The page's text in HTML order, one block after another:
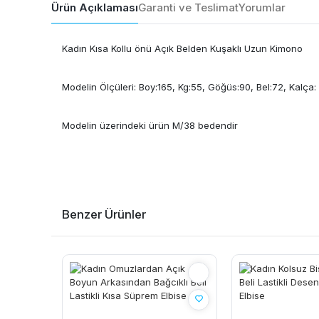
Ürün AçıklamasıGaranti ve TeslimatYorumlar
Kadın Kısa Kollu önü Açık Belden Kuşaklı Uzun Kimono
Modelin Ölçüleri: Boy:165, Kg:55, Göğüs:90, Bel:72, Kalça:
Modelin üzerindeki ürün M/38 bedendir
Benzer Ürünler